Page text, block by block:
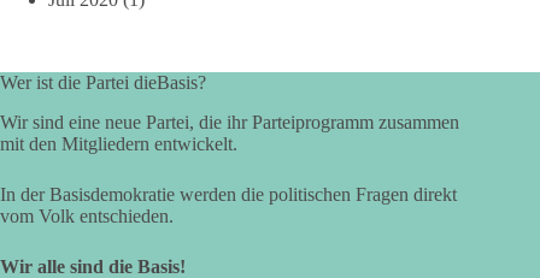
Wer ist die Partei dieBasis?
Wir sind eine neue Partei, die ihr Parteiprogramm zusammen
mit den Mitgliedern entwickelt.
In der Basisdemokratie werden die politischen Fragen direkt
vom Volk entschieden.
Wir alle sind die Basis!